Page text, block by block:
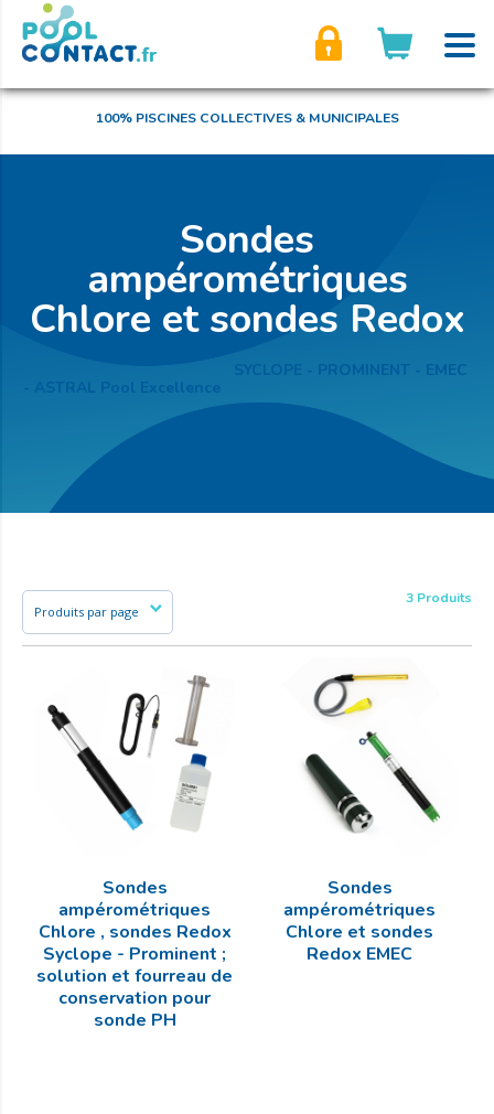
100% PISCINES COLLECTIVES & MUNICIPALES
Sondes
ampérométriques
Chlore et sondes Redox
SYCLOPE - PROMINENT - EMEC
- ASTRAL Pool Excellence
3 Produits
Sondes
ampérométriques
Chlore , sondes Redox
Syclope - Prominent ;
solution et fourreau de
conservation pour
sonde PH
Sondes
ampérométriques
Chlore et sondes
Redox EMEC